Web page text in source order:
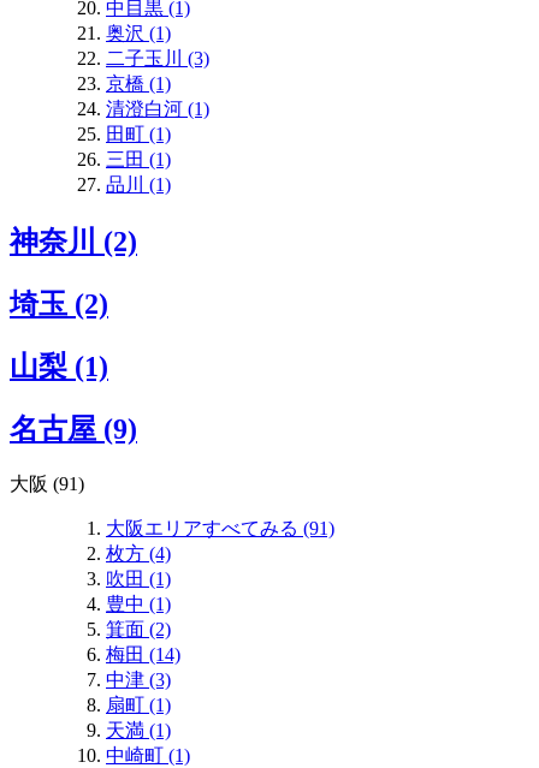
中目黒 (1)
奥沢 (1)
二子玉川 (3)
京橋 (1)
清澄白河 (1)
田町 (1)
三田 (1)
品川 (1)
神奈川 (2)
埼玉 (2)
山梨 (1)
名古屋 (9)
大阪 (91)
大阪エリアすべてみる (91)
枚方 (4)
吹田 (1)
豊中 (1)
箕面 (2)
梅田 (14)
中津 (3)
扇町 (1)
天満 (1)
中崎町 (1)